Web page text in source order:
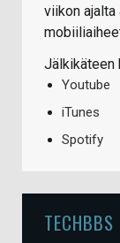
viikon
Jälkikäteen
Youtube
iTunes
Spotify